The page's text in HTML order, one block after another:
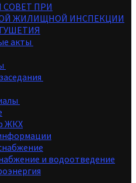
ПРИ
ЖИЛИЩНОЙ ИНСПЕКЦИИ
акты
ЖКХ
и водоотведение